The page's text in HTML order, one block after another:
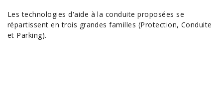
Les technologies d'aide à la conduite proposées se
répartissent en trois grandes familles (Protection, Conduite
et Parking).